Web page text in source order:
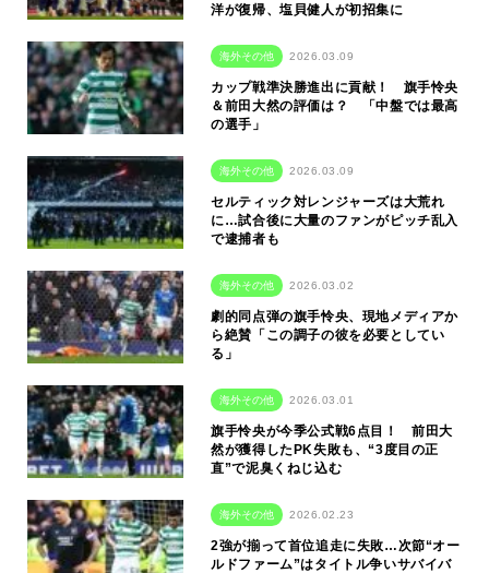
洋が復帰、塩貝健人が初招集に
海外その他 2026.03.09
カップ戦準決勝進出に貢献！ 旗手怜央
＆前田大然の評価は？ 「中盤では最高
の選手」
海外その他 2026.03.09
セルティック対レンジャーズは大荒れ
に…試合後に大量のファンがピッチ乱入
で逮捕者も
海外その他 2026.03.02
劇的同点弾の旗手怜央、現地メディアか
ら絶賛「この調子の彼を必要としてい
る」
海外その他 2026.03.01
旗手怜央が今季公式戦6点目！ 前田大
然が獲得したPK失敗も、“3度目の正
直”で泥臭くねじ込む
海外その他 2026.02.23
2強が揃って首位追走に失敗…次節“オー
ルドファーム”はタイトル争いサバイバ